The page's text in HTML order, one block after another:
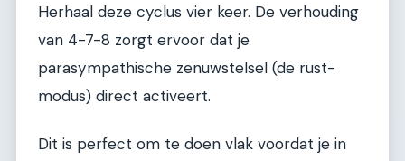
Herhaal deze cyclus vier keer. De verhouding
van 4-7-8 zorgt ervoor dat je
parasympathische zenuwstelsel (de rust-
modus) direct activeert.
Dit is perfect om te doen vlak voordat je in